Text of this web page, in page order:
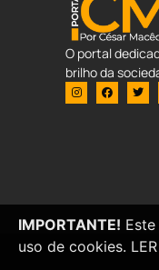
O portal
brilho da
IMPORTANTE!
uso de cookies.